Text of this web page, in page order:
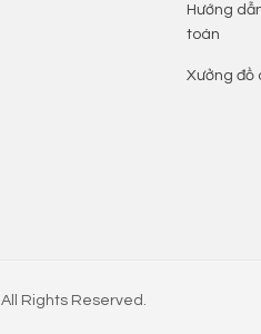
Hướng
toán
Xưởng đồ
All Rights Reserved.